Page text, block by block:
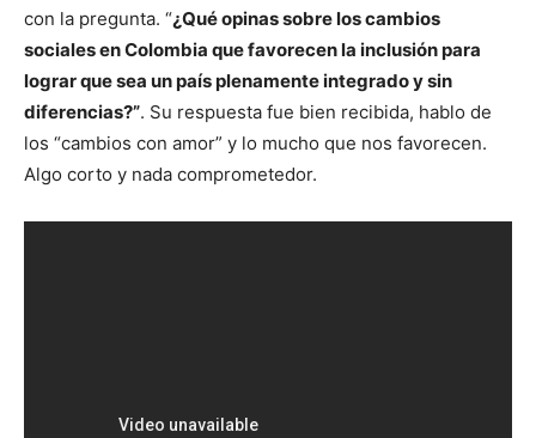
con la pregunta. “¿Qué opinas sobre los cambios
sociales en Colombia que favorecen la inclusión para
lograr que sea un país plenamente integrado y sin
diferencias?”. Su respuesta fue bien recibida, hablo de
los “cambios con amor” y lo mucho que nos favorecen.
Algo corto y nada comprometedor.